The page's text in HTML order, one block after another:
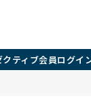
クティブ会員ログイ